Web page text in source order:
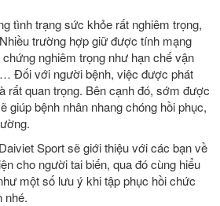
tình trạng sức khỏe rất nghiêm trọng,
trường hợp giữ được tính mạng
nghiêm trọng như hạn chế vận
Đối với người bệnh, việc được phát
rất quan trọng. Bên cạnh đó, sớm được
giúp bệnh nhân nhang chóng hồi phục,
Sport sẽ giới thiệu với các bạn về
cho người tai biến, qua đó cùng hiểu
một số lưu ý khi tập phục hồi chức
nhé.